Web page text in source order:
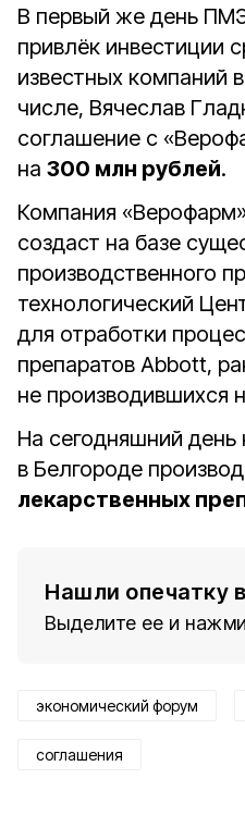
В первый же день
привлёк инвестиции
известных компаний
числе, Вячеслав
соглашение с
на 300 млн рублей.
Компания
создаст на базе
производственного
технологический
для отработки
препаратов Abbott,
не производившихся
На сегодняшний день
в Белгороде
лекарственных
Нашли опечатку
Выделите ее и
экономический форум
соглашения